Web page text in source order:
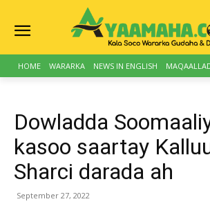
HOME WARARKA NEWS IN ENGLISH
Dowladda
kasoo saartay
Sharci darada ah
September 27, 2022